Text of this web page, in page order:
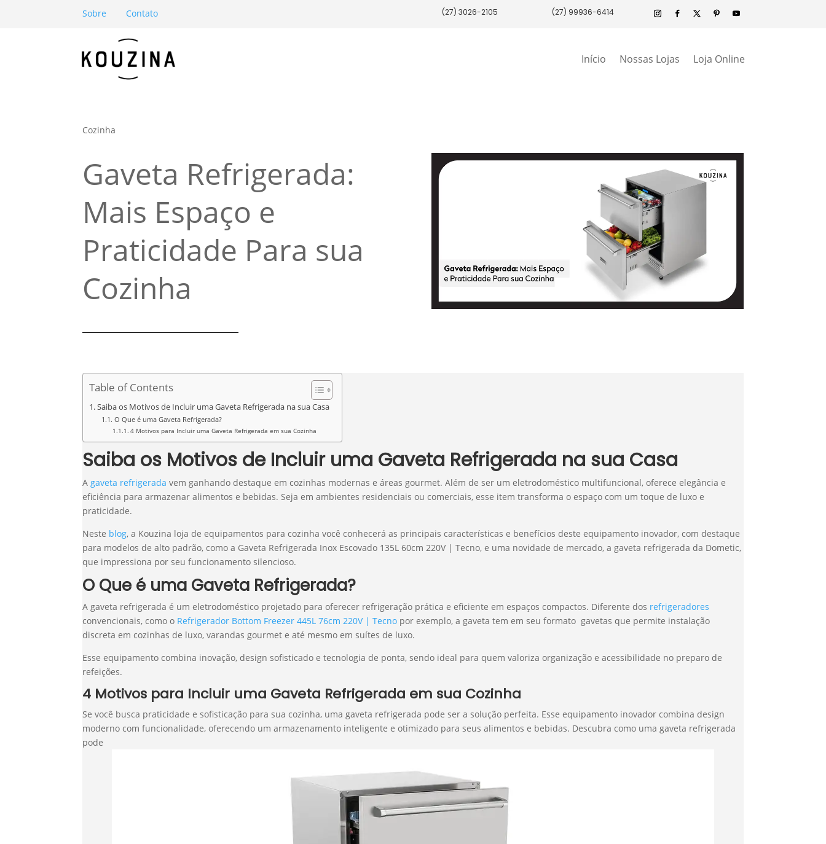
Sobre Contato (27) 3026-2105 (27) 99936-6414
Início Nossas Lojas Loja Online
Cozinha
Gaveta Refrigerada:
Mais Espaço e
Praticidade Para sua
Cozinha
Table of Contents
Saiba os Motivos de Incluir uma Gaveta Refrigerada na sua Casa
O Que é uma Gaveta Refrigerada?
4 Motivos para Incluir uma Gaveta Refrigerada em sua Cozinha
Saiba os Motivos de Incluir uma Gaveta Refrigerada na sua Casa
A gaveta refrigerada vem ganhando destaque em cozinhas modernas e áreas gourmet. Além de ser um eletrodoméstico multifuncional, oferece elegância e
eficiência para armazenar alimentos e bebidas. Seja em ambientes residenciais ou comerciais, esse item transforma o espaço com um toque de luxo e
praticidade.
Neste blog, a Kouzina loja de equipamentos para cozinha você conhecerá as principais características e benefícios deste equipamento inovador, com destaque
para modelos de alto padrão, como a Gaveta Refrigerada Inox Escovado 135L 60cm 220V | Tecno, e uma novidade de mercado, a gaveta refrigerada da Dometic,
que impressiona por seu funcionamento silencioso.
O Que é uma Gaveta Refrigerada?
A gaveta refrigerada é um eletrodoméstico projetado para oferecer refrigeração prática e eficiente em espaços compactos. Diferente dos refrigeradores
convencionais, como o Refrigerador Bottom Freezer 445L 76cm 220V | Tecno por exemplo, a gaveta tem em seu formato gavetas que permite instalação
discreta em cozinhas de luxo, varandas gourmet e até mesmo em suítes de luxo.
Esse equipamento combina inovação, design sofisticado e tecnologia de ponta, sendo ideal para quem valoriza organização e acessibilidade no preparo de
refeições.
4 Motivos para Incluir uma Gaveta Refrigerada em sua Cozinha
Se você busca praticidade e sofisticação para sua cozinha, uma gaveta refrigerada pode ser a solução perfeita. Esse equipamento inovador combina design
moderno com funcionalidade, oferecendo um armazenamento inteligente e otimizado para seus alimentos e bebidas. Descubra como uma gaveta refrigerada
pode